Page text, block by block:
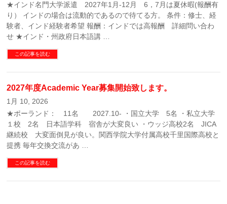
★インド名門大学派遣 2027年1月-12月 6，7月は夏休暇(報酬有
り） インドの場合は流動的であるので待てる方。 条件：修士、経
験者、インド経験者希望 報酬：インドでは高報酬 詳細問い合わ
せ ★インド・州政府日本語講 …
この記事を読む
2027年度Academic Year募集開始致します。
1月 10, 2026
★ポーランド： 11名 2027.10- ・国立大学 5名 ・私立大学
１校 2名 日本語学科 宿舎が大変良い ・ウッジ高校2名 JICA
継続校 大変面倒見が良い。関西学院大学付属高校千里国際高校と
提携 毎年交換交流があ …
この記事を読む